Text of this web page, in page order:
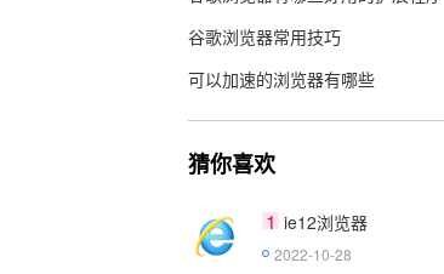
谷歌浏览器常用技巧
可以加速的浏览器有哪些
猜你喜欢
1 ie12浏览器
2022-10-28